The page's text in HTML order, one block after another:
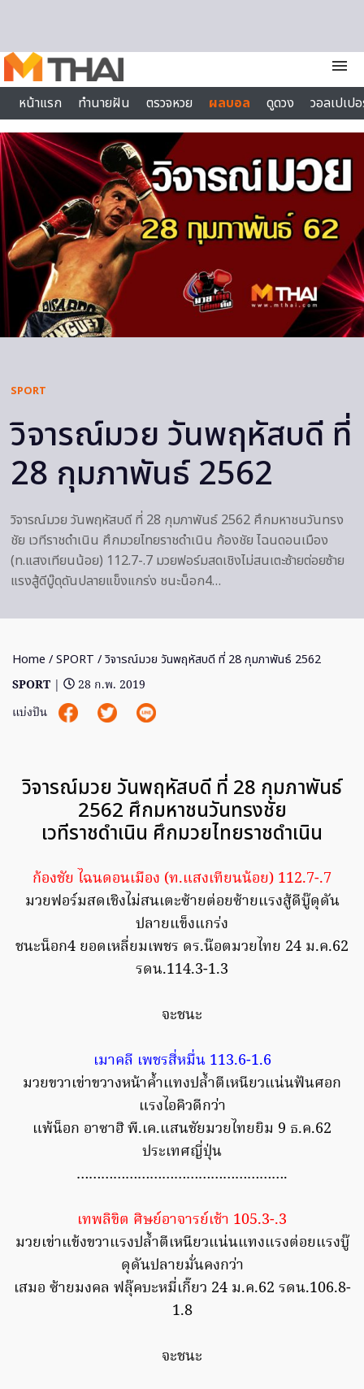
menu
หน้าแรก
ทำนายฝัน ตรวจหวย ผลบอล ดูดวง
วอลเปเป
ไลฟ์สไตล์
SPORT
วิจารณ์มวย วันพฤหัสบดี ที่
28 กุมภาพันธ์ 2562
วิจารณ์มวย วันพฤหัสบดี ที่ 28 กุมภาพันธ์ 2562 ศึกมหาชนวันทรง
ชัย เวทีราชดำเนิน ศึกมวยไทยราชดำเนิน ก้องชัย ไฉนดอนเมือง
(ท.แสงเทียนน้อย) 112.7-.7 มวยฟอร์มสดเชิงไม่สนเตะซ้ายต่อยซ้าย
แรงสู้ดีบู๊ดุดันปลายแข็งแกร่ง ชนะน็อก4…
Home /SPORT / วิจารณ์มวย วันพฤหัสบดี ที่ 28 กุมภาพันธ์ 2562
SPORT |
28 ก.พ. 2019
แบ่งปัน
วิจารณ์มวย วันพฤหัสบดี ที่ 28 กุมภาพันธ์
2562 ศึกมหาชนวันทรงชัย
เวทีราชดำเนิน ศึกมวยไทยราชดำเนิน
ก้องชัย ไฉนดอนเมือง (ท.แสงเทียนน้อย) 112.7-.7
มวยฟอร์มสดเชิงไม่สนเตะซ้ายต่อยซ้ายแรงสู้ดีบู๊ดุดัน
ปลายแข็งแกร่ง
ชนะน็อก4 ยอดเหลี่ยมเพชร ดร.น๊อตมวยไทย 24 ม.ค.62
รดน.114.3-1.3
จะชนะ
เมาคลี เพชรสี่หมื่น 113.6-1.6
มวยขวาเข่าขวางหน้าค้ำแทงปล้ำตีเหนียวแน่นฟันศอก
แรงไอคิวดีกว่า
แพ้น็อก อาซาฮิ พี.เค.แสนชัยมวยไทยยิม 9 ธ.ค.62
ประเทศญี่ปุ่น
…………………………………………….
เทพลิขิต ศิษย์อาจารย์เช้า 105.3-.3
มวยเข่าแข้งขวาแรงปล้ำตีเหนียวแน่นแทงแรงต่อยแรงบู๊
ดุดันปลายมั่นคงกว่า
เสมอ ซ้ายมงคล ฟลุ๊คบะหมี่เกี๊ยว 24 ม.ค.62 รดน.106.8-
1.8
จะชนะ